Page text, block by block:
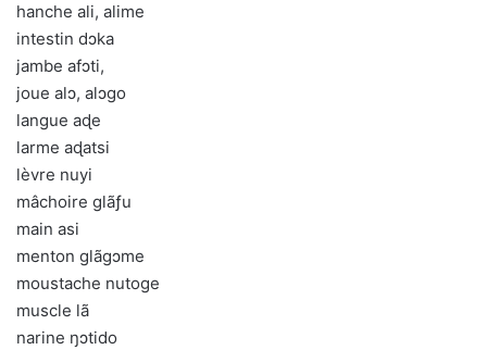
hanche ali, alime
intestin dɔka
jambe afɔti,
joue alɔ, alɔgo
langue aɖe
larme aɖatsi
lèvre nuyi
mâchoire glãƒu
main asi
menton glãgɔme
moustache nutoge
muscle lã
narine ŋɔtido